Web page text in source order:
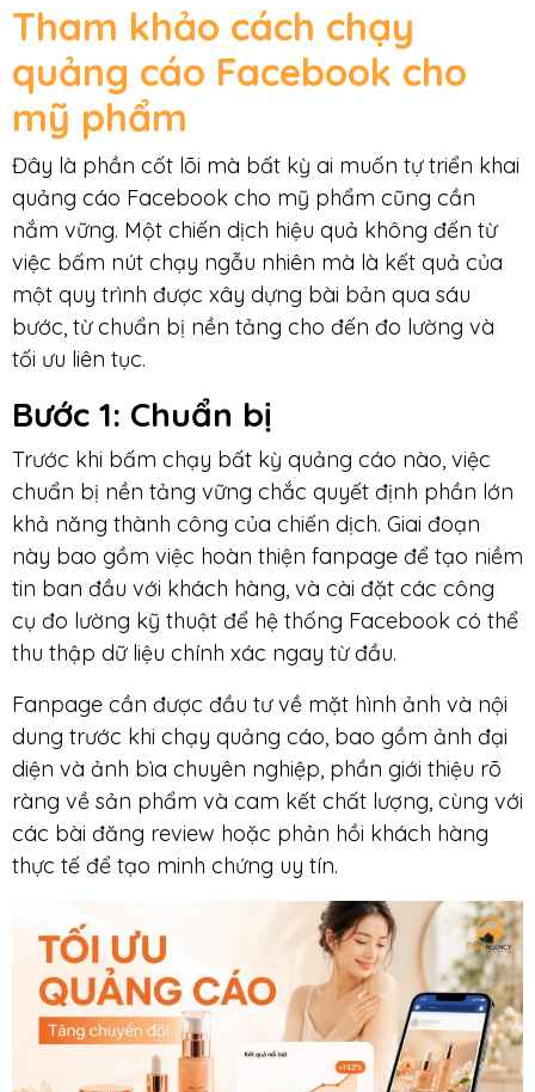
Tham khảo cách chạy
quảng cáo Facebook cho
mỹ phẩm
Đây là phần cốt lõi mà bất kỳ ai muốn tự triển khai
quảng cáo Facebook cho mỹ phẩm cũng cần
nắm vững. Một chiến dịch hiệu quả không đến từ
việc bấm nút chạy ngẫu nhiên mà là kết quả của
một quy trình được xây dựng bài bản qua sáu
bước, từ chuẩn bị nền tảng cho đến đo lường và
tối ưu liên tục.
Bước 1: Chuẩn bị
Trước khi bấm chạy bất kỳ quảng cáo nào, việc
chuẩn bị nền tảng vững chắc quyết định phần lớn
khả năng thành công của chiến dịch. Giai đoạn
này bao gồm việc hoàn thiện fanpage để tạo niềm
tin ban đầu với khách hàng, và cài đặt các công
cụ đo lường kỹ thuật để hệ thống Facebook có thể
thu thập dữ liệu chính xác ngay từ đầu.
Fanpage cần được đầu tư về mặt hình ảnh và nội
dung trước khi chạy quảng cáo, bao gồm ảnh đại
diện và ảnh bìa chuyên nghiệp, phần giới thiệu rõ
ràng về sản phẩm và cam kết chất lượng, cùng với
các bài đăng review hoặc phản hồi khách hàng
thực tế để tạo minh chứng uy tín.